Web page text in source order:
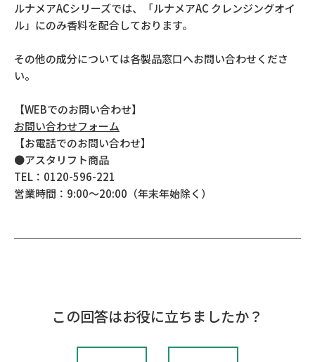
ルナメアACシリーズでは、「ルナメアAC クレンジングオイ
ル」にのみ香料を配合しております。
その他の成分については各製品窓口へお問い合わせくださ
い。
【WEBでのお問い合わせ】
お問い合わせフォーム
【お電話でのお問い合わせ】
●アスタリフト商品
TEL：0120-596-221
営業時間：9:00～20:00（年末年始除く）
この回答はお役に立ちましたか？